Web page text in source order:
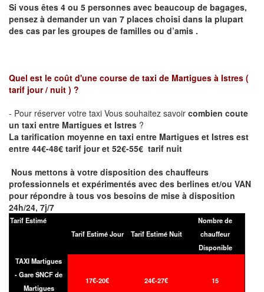
Si vous êtes 4 ou 5 personnes avec beaucoup de bagages,
pensez à demander un van 7 places choisi dans la plupart
des cas par les groupes de familles ou d’amis .
Quel est le coût d'une course de taxi de Martigues à Istres (
tarif jour / nuit ) ?
- Pour réserver votre taxi Vous souhaitez savoir combien coute
un taxi entre Martigues et Istres ?
La tarification moyenne en taxi entre Martigues et Istres est
entre 44€-48€ tarif jour et 52€-55€ tarif nuit
Nous mettons à votre disposition des chauffeurs
professionnels et expérimentés avec des berlines et/ou VAN
pour répondre à tous vos besoins de mise à disposition
24h/24, 7j/7
Tarif Estimé
Tarif Estimé Jour
Tarif Estimé Nuit
Nombre de
chauffeur
Disponible
TAXI Martigues
- Gare SNCF de
Martigues
17€-20€ 24€-27€ 15